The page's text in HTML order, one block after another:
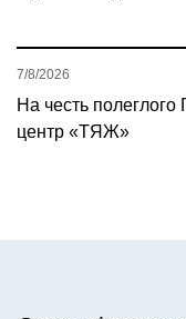
На честь
центр «ТЯЖ»
7/8/2026